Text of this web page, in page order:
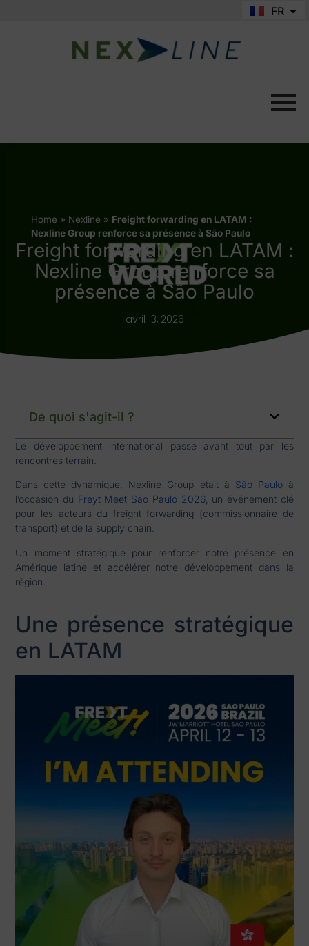
FR
EN
Home » Nexline » Freight forwarding en LATAM :
Nexline Group renforce sa présence à São Paulo
Freight forwarding en LATAM :
Nexline Group renforce sa
présence à São Paulo
avril 13, 2026
De quoi s'agit-il ?
Le développement international passe avant tout par les
rencontres terrain.
Dans cette dynamique, Nexline Group était à São Pauloà
l’occasion du Freyt Meet São Paulo 2026, un événement clé
pour les acteurs du freight forwarding (commissionnaire de
transport) et de la supply chain.
Un moment stratégique pour renforcer notre présence en
Amérique latine et accélérer notre développement dans la
région.
Une présence stratégique
en LATAM